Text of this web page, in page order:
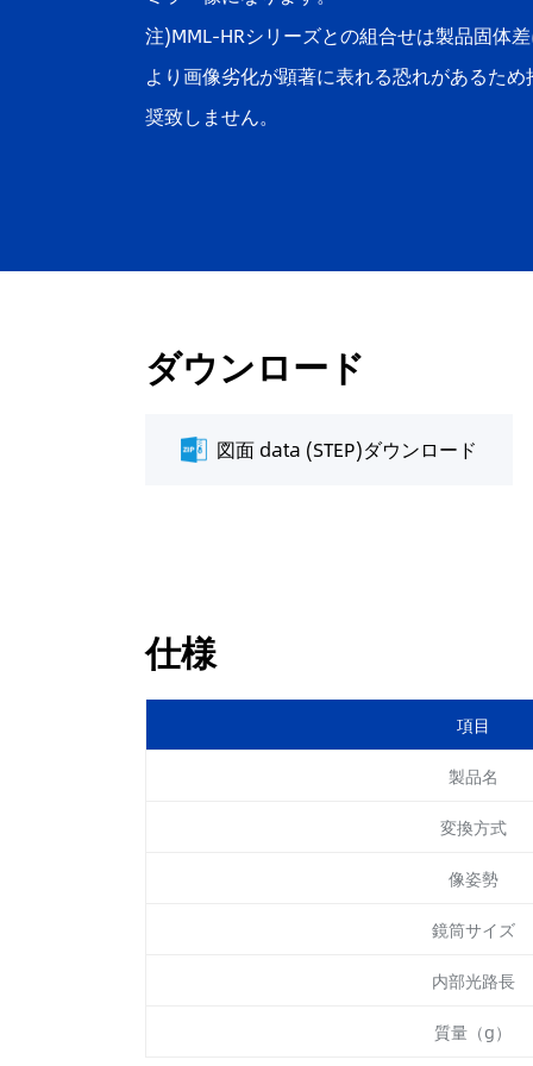
注)MML-HRシリーズとの組合せは製品固体
より画像劣化が顕著に表れる恐れがあるため
奨致しません。
ダウンロード
図面 data (STEP)ダウンロード
仕様
項目
製品名
変換方式
像姿勢
鏡筒サイズ
内部光路長
質量（g）